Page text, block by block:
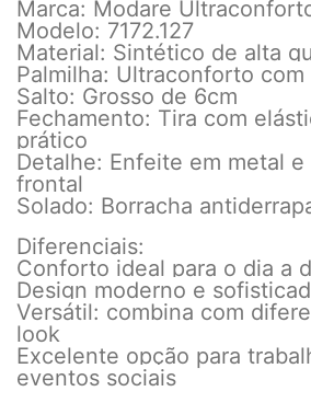
Marca: Modare
Modelo: 7172.127
Material: Sintético de alta
Palmilha: Ultraconforto
Salto: Grosso de 6cm
Fechamento: Tira com
prático
Detalhe: Enfeite em metal
frontal
Solado: Borracha
Diferenciais:
Conforto ideal para o dia a
Design moderno e
Versátil: combina com
look
Excelente opção para
eventos sociais